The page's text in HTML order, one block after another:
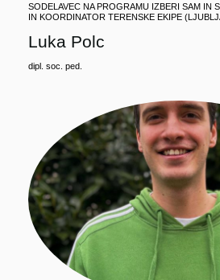
SODELAVEC NA PROGRAMU IZBERI SAM IN
IN KOORDINATOR TERENSKE EKIPE
Luka Polc
dipl. soc. ped.